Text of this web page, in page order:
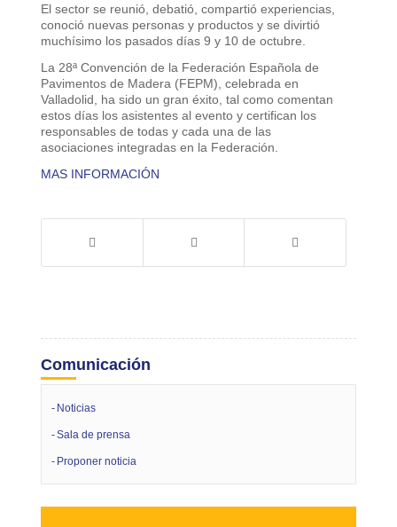
El sector se reunió, debatió, compartió experiencias,
conoció nuevas personas y productos y se divirtió
muchísimo los pasados días 9 y 10 de octubre.
La 28ª Convención de la Federación Española de
Pavimentos de Madera (FEPM), celebrada en
Valladolid, ha sido un gran éxito, tal como comentan
estos días los asistentes al evento y certifican los
responsables de todas y cada una de las
asociaciones integradas en la Federación.
MAS INFORMACIÓN
Comunicación
Noticias
Sala de prensa
Proponer noticia